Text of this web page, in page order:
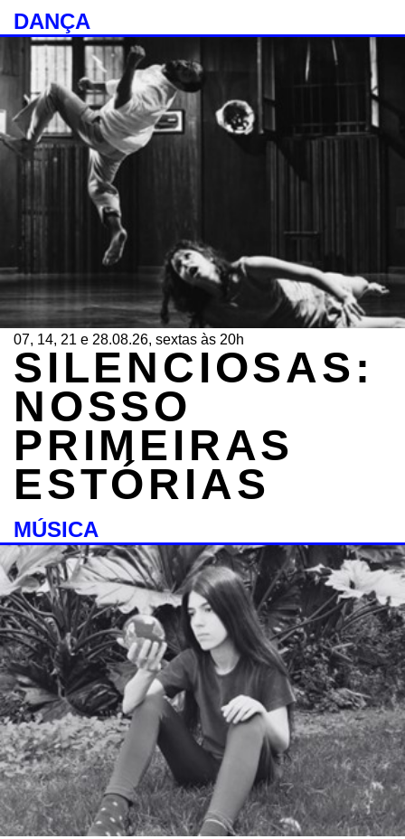
DANÇA
07, 14, 21 e 28.08.26, sextas às 20h
SILENCIOSAS:
NOSSO
PRIMEIRAS
ESTÓRIAS
MÚSICA